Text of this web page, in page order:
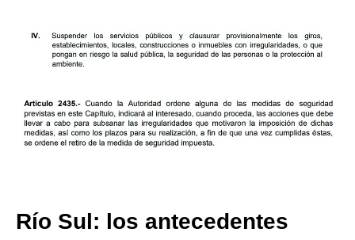
Río Sul: los antecedentes